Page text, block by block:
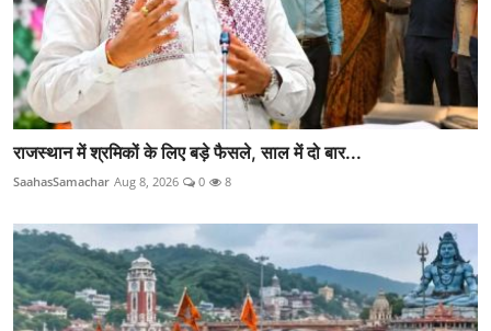
राजस्थान में श्रमिकों के लिए बड़े फैसले, साल में दो बार...
SaahasSamachar Aug 8, 2026 0 8